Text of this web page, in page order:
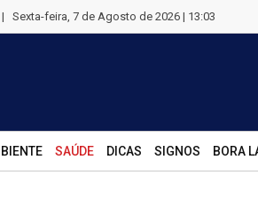
| Sexta-feira, 7 de Agosto de 2026 | 13:03
SAÚDE DICAS SIGNOS BORA